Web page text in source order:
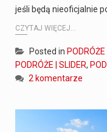
jeśli będą nieoficjalnie
CZYTAJ WIĘCEJ...
Posted in
PODRÓŻE | SLIDER,
2 komentarze